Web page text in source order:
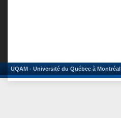
UQAM - Université du Québec à Montréal